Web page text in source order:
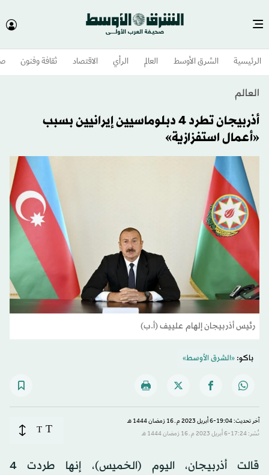
الرئيسية الشرق الأوسط​ العالم الرأي الاقتصاد ثقافة وفنون
العالم
أذربيجان تطرد 4 دبلوماسيين إيرانيين بسبب
«أعمال استفزازية»
رئيس أذربيجان إلهام علييف (أ.ب)
باكو:«الشرق الأوسط»
آخر تحديث: 19:04-6 أبريل 2023 م ـ 16 رَمضان 1444 هـ
نُشر: 17:24-6 أبريل 2023 م ـ 16 رَمضان 1444 هـ
T
T
قالت أذربيجان، اليوم (الخميس)، إنها طردت 4